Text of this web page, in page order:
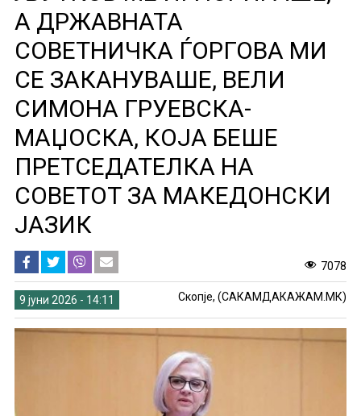
А ДРЖАВНАТА
СОВЕТНИЧКА ЃОРГОВА МИ
СЕ ЗАКАНУВАШЕ, ВЕЛИ
СИМОНА ГРУЕВСКА-
МАЏОСКА, КОЈА БЕШЕ
ПРЕТСЕДАТЕЛКА НА
СОВЕТОТ ЗА МАКЕДОНСКИ
ЈАЗИК
7078
9 јуни 2026 - 14:11 Скопје, (САКАМДАКАЖАМ.МК)